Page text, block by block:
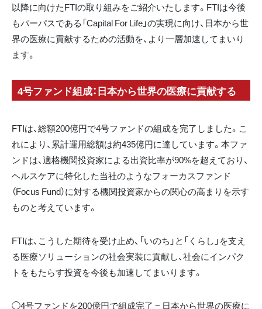
以降に向けたFTIの取り組みをご紹介いたします。FTIは今後
もパーパスである「Capital For Life」の実現に向け、日本から世
界の医療に貢献するための活動を、より一層加速してまいり
ます。
4号ファンド組成：日本から世界の医療に貢献する
FTIは、総額200億円で4号ファンドの組成を完了しました。こ
れにより、累計運用総額は約435億円に達しています。本ファ
ンドは、適格機関投資家による出資比率が90%を超えており、
ヘルスケアに特化した当社のようなフォーカスファンド
（Focus Fund）に対する機関投資家からの関心の高まりを示す
ものと考えています。
FTIは、こうした期待を受け止め、「いのち」と「くらし」を支え
る医療ソリューションの社会実装に貢献し、社会にインパク
トをもたらす投資を今後も加速してまいります。
◯4号ファンドを200億円で組成完了 − 日本から世界の医療に